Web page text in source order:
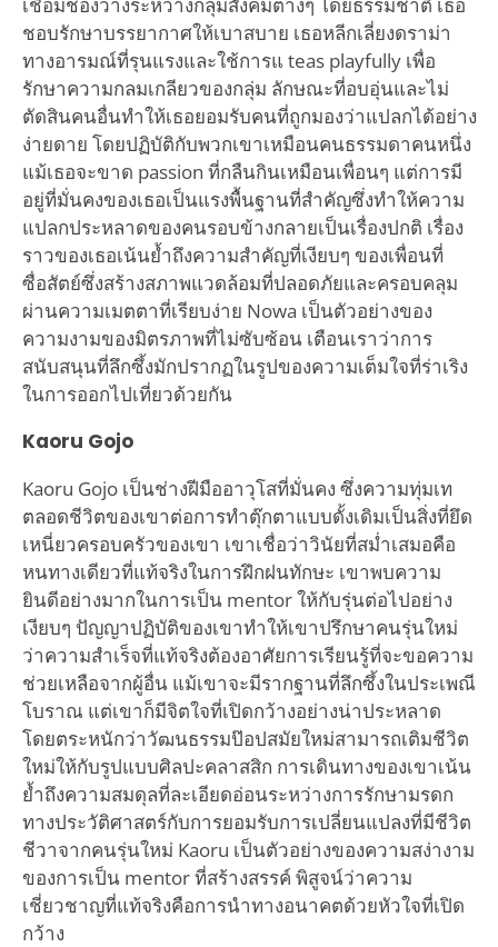
ชอบรักษาบรรยากาศให้เบาสบาย เธอหลีกเลี่ยงดราม่า
ทางอารมณ์ที่รุนแรงและใช้การแ teas playfully เพื่อ
รักษาความกลมเกลียวของกลุ่ม ลักษณะที่อบอุ่นและไม่
ตัดสินคนอื่นทำให้เธอยอมรับคนที่ถูกมองว่าแปลกได้อย่าง
ง่ายดาย โดยปฏิบัติกับพวกเขาเหมือนคนธรรมดาคนหนึ่ง
แม้เธอจะขาด passion ที่กลืนกินเหมือนเพื่อนๆ แต่การมี
อยู่ที่มั่นคงของเธอเป็นแรงพื้นฐานที่สำคัญซึ่งทำให้ความ
แปลกประหลาดของคนรอบข้างกลายเป็นเรื่องปกติ เรื่อง
ราวของเธอเน้นย้ำถึงความสำคัญที่เงียบๆ ของเพื่อนที่
ซื่อสัตย์ซึ่งสร้างสภาพแวดล้อมที่ปลอดภัยและครอบคลุม
ผ่านความเมตตาที่เรียบง่าย Nowa เป็นตัวอย่างของ
ความงามของมิตรภาพที่ไม่ซับซ้อน เตือนเราว่าการ
สนับสนุนที่ลึกซึ้งมักปรากฏในรูปของความเต็มใจที่ร่าเริง
ในการออกไปเที่ยวด้วยกัน
Kaoru Gojo
Kaoru Gojo เป็นช่างฝีมืออาวุโสที่มั่นคง ซึ่งความทุ่มเท
ตลอดชีวิตของเขาต่อการทำตุ๊กตาแบบดั้งเดิมเป็นสิ่งที่ยึด
เหนี่ยวครอบครัวของเขา เขาเชื่อว่าวินัยที่สม่ำเสมอคือ
หนทางเดียวที่แท้จริงในการฝึกฝนทักษะ เขาพบความ
ยินดีอย่างมากในการเป็น mentor ให้กับรุ่นต่อไปอย่าง
เงียบๆ ปัญญาปฏิบัติของเขาทำให้เขาปรึกษาคนรุ่นใหม่
ว่าความสำเร็จที่แท้จริงต้องอาศัยการเรียนรู้ที่จะขอความ
ช่วยเหลือจากผู้อื่น แม้เขาจะมีรากฐานที่ลึกซึ้งในประเพณี
โบราณ แต่เขาก็มีจิตใจที่เปิดกว้างอย่างน่าประหลาด
โดยตระหนักว่าวัฒนธรรมป๊อปสมัยใหม่สามารถเติมชีวิต
ใหม่ให้กับรูปแบบศิลปะคลาสสิก การเดินทางของเขาเน้น
ย้ำถึงความสมดุลที่ละเอียดอ่อนระหว่างการรักษามรดก
ทางประวัติศาสตร์กับการยอมรับการเปลี่ยนแปลงที่มีชีวิต
ชีวาจากคนรุ่นใหม่ Kaoru เป็นตัวอย่างของความสง่างาม
ของการเป็น mentor ที่สร้างสรรค์ พิสูจน์ว่าความ
เชี่ยวชาญที่แท้จริงคือการนำทางอนาคตด้วยหัวใจที่เปิด
กว้าง